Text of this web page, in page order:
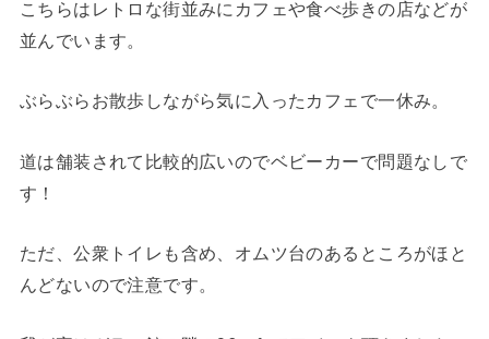
こちらはレトロな街並みにカフェや食べ歩きの店などが
並んでいます。
ぶらぶらお散歩しながら気に入ったカフェで一休み。
道は舗装されて比較的広いのでベビーカーで問題なしで
す！
ただ、公衆トイレも含め、オムツ台のあるところがほと
んどないので注意です。